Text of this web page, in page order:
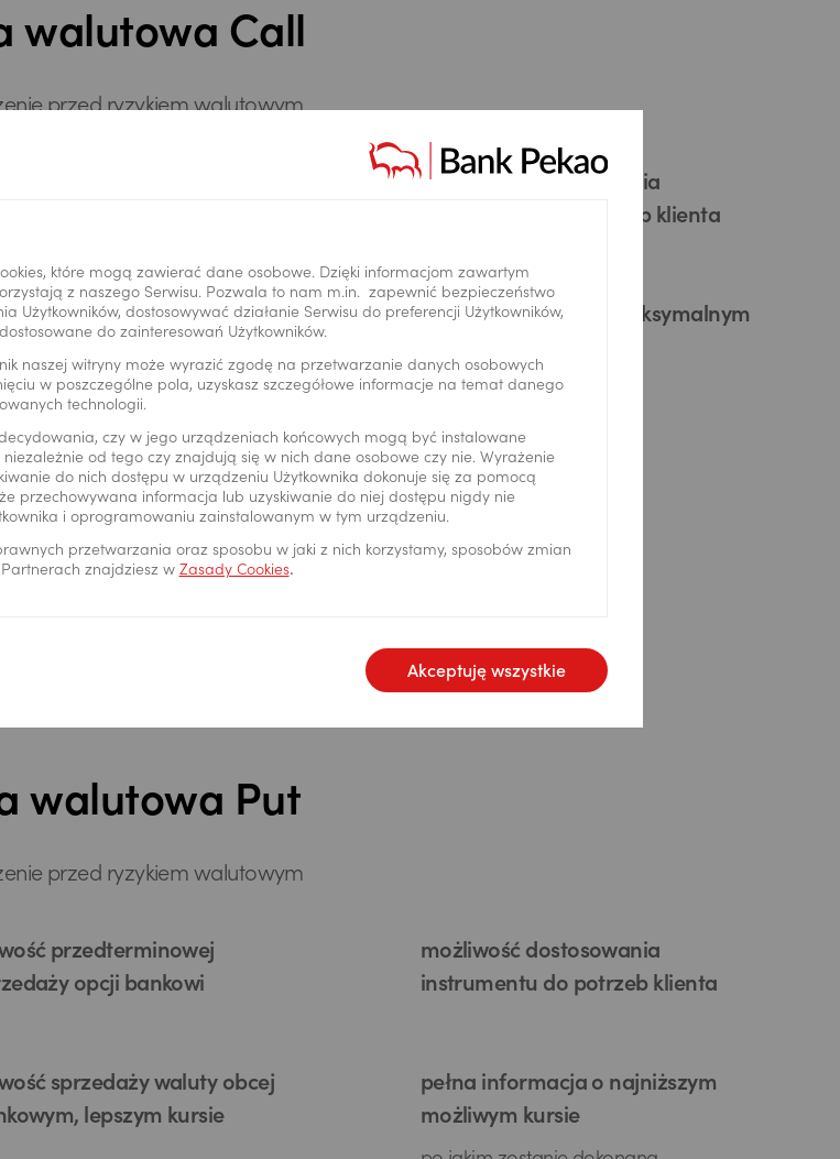
walutowa Call
przed ryzykiem walutowym
możliwość dostosowania
parametrów do potrzeb klienta
zakupu waluty
gdy opcja nie
pełna informacja o maksymalnym
walutowa Put
przed ryzykiem walutowym
przedterminowej
opcji bankowi
możliwość dostosowania
instrumentu do potrzeb klienta
sprzedaży waluty obcej
lepszym kursie
pełna informacja o najniższym
możliwym kursie
które mogą zawierać dane osobowe. Dzięki informacjom zawartym
z naszego Serwisu. Pozwala to nam m.in. zapewnić bezpieczeństwo
Użytkowników, dostosowywać działanie Serwisu do preferencji Użytkowników,
do zainteresowań Użytkowników.
naszej witryny może wyrazić zgodę na przetwarzanie danych osobowych
w poszczególne pola, uzyskasz szczegółowe informacje na temat danego
technologii.
czy w jego urządzeniach końcowych mogą być instalowane
od tego czy znajdują się w nich dane osobowe czy nie. Wyrażenie
do nich dostępu w urządzeniu Użytkownika dokonuje się za pomocą
przechowywana informacja lub uzyskiwanie do niej dostępu nigdy nie
i oprogramowaniu zainstalowanym w tym urządzeniu.
przetwarzania oraz sposobu w jaki z nich korzystamy, sposobów zmian
znajdziesz w Zasady Cookies.
Akceptuję wszystkie